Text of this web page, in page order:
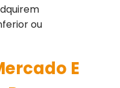
ou
E